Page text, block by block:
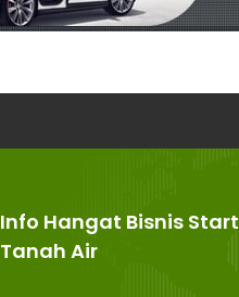
Info Hangat Bisnis
Tanah Air